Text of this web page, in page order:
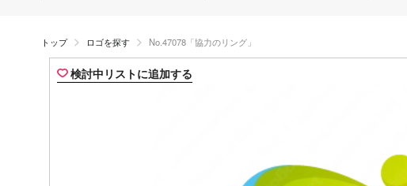
トップ ロゴを探す No.47078「協力のリング」
検討中リストに追加する